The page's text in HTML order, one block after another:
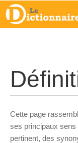
Cette page
ses principaux sens
pertinent, des